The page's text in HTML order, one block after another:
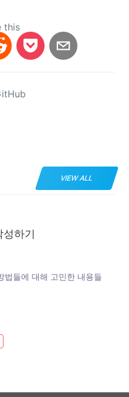
this
VIEW ALL
하기
법들에 대해 고민한 내용들